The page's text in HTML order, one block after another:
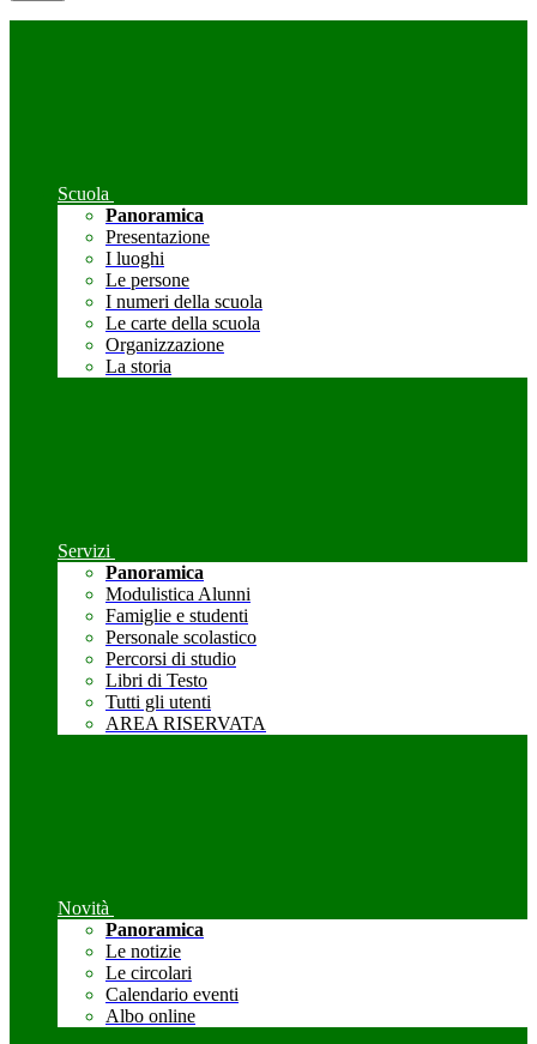
Scuola
Panoramica
Presentazione
I luoghi
Le persone
I numeri della scuola
Le carte della scuola
Organizzazione
La storia
Servizi
Panoramica
Modulistica Alunni
Famiglie e studenti
Personale scolastico
Percorsi di studio
Libri di Testo
Tutti gli utenti
AREA RISERVATA
Novità
Panoramica
Le notizie
Le circolari
Calendario eventi
Albo online